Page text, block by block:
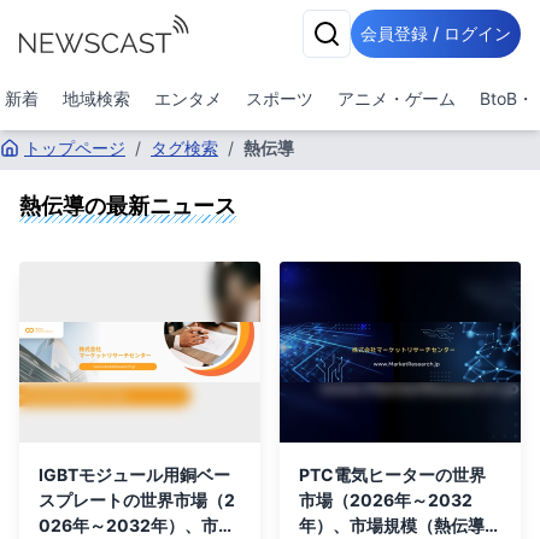
会員登録 / ログイン
新着 地域検索 エンタメ スポーツ アニメ・ゲーム BtoB・
トップページ / タグ検索 / 熱伝導
熱伝導の最新ニュース
IGBTモジュール用銅ベー
スプレートの世界市場（2
026年～2032年）、市場
PTC電気ヒーターの世界
市場（2026年～2032
年）、市場規模（熱伝導、